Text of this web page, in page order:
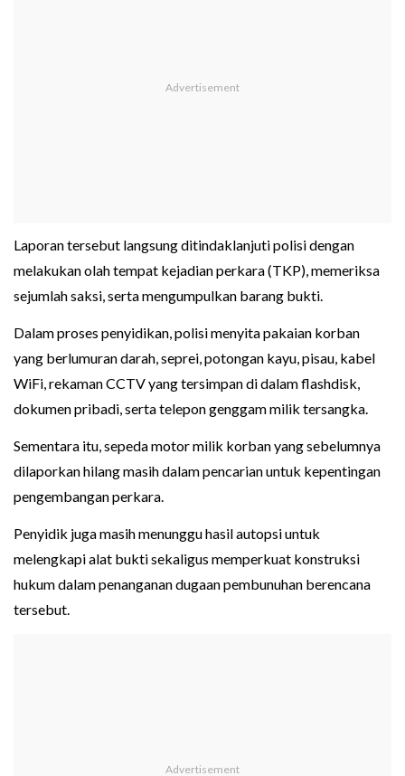
Laporan tersebut langsung ditindaklanjuti polisi dengan
melakukan olah tempat kejadian perkara (TKP), memeriksa
sejumlah saksi, serta mengumpulkan barang bukti.
Dalam proses penyidikan, polisi menyita pakaian korban
yang berlumuran darah, seprei, potongan kayu, pisau, kabel
WiFi, rekaman CCTV yang tersimpan di dalam flashdisk,
dokumen pribadi, serta telepon genggam milik tersangka.
Sementara itu, sepeda motor milik korban yang sebelumnya
dilaporkan hilang masih dalam pencarian untuk kepentingan
pengembangan perkara.
Penyidik juga masih menunggu hasil autopsi untuk
melengkapi alat bukti sekaligus memperkuat konstruksi
hukum dalam penanganan dugaan pembunuhan berencana
tersebut.